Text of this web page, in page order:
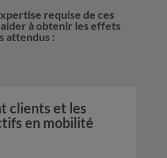
requise de ces
à obtenir les effets
attendus :
clients et les
en mobilité